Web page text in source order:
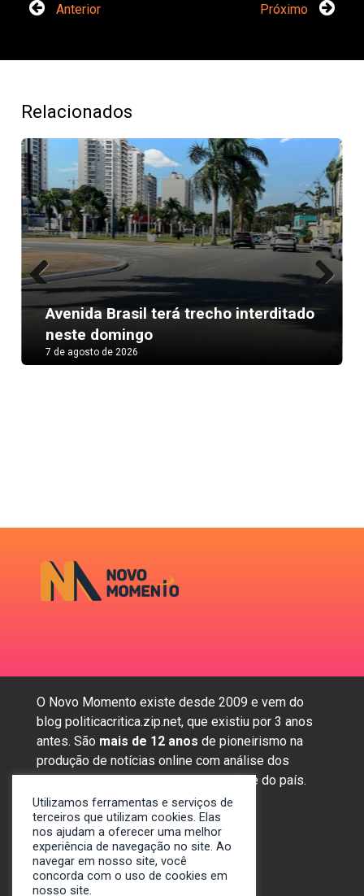
Anterior Próximo
Relacionados
Avenida Brasil terá trecho interditado
neste domingo
7 de agosto de 2026
Previous Next
O Novo Momento existe desde 2009 e vem do
blog politicacritica.zip.net, que existiu por 3 anos
antes. São mais de 12 anos de pioneirismo na
produção de notícias online com análise dos
assuntos mais importantes da região e do país.
Sobre nós
Anunciar
Contato
Utilizamos ferramentas e serviços de
terceiros que utilizam cookies. Elas
nos ajudam a oferecer uma melhor
experiência de navegação no site. Ao
navegar em nosso site, você
concorda com o uso de cookies em
nosso site.